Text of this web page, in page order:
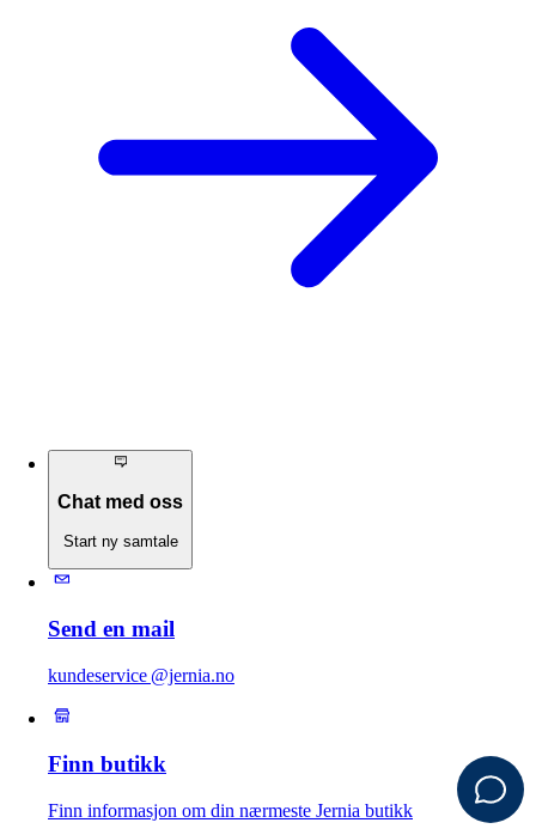
Chat med oss
Start ny samtale
Send en mail
kundeservice @jernia.no
Finn butikk
Finn informasjon om din nærmeste Jernia butikk